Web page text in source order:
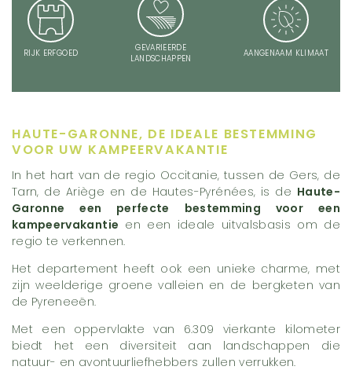
RIJK ERFGOED
GEVARIEERDE
LANDSCHAPPEN
AANGENAAM KLIMAAT
HAUTE-GARONNE, DE IDEALE BESTEMMING
VOOR UW KAMPEERVAKANTIE
In het hart van de regio Occitanie, tussen de Gers, de
Tarn, de Ariège en de Hautes-Pyrénées, is de Haute-
Garonne een perfecte bestemming voor een
kampeervakantie en een ideale uitvalsbasis om de
regio te verkennen.
Het departement heeft ook een unieke charme, met
zijn weelderige groene valleien en de bergketen van
de Pyreneeën.
Met een oppervlakte van 6.309 vierkante kilometer
biedt het een diversiteit aan landschappen die
natuur- en avontuurliefhebbers zullen verrukken.